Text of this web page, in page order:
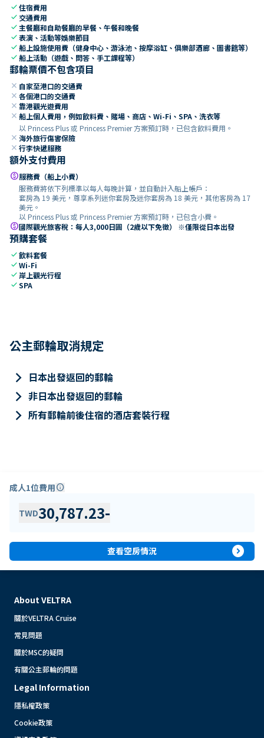
check住宿費用
check 交通費用
check 主餐廳和自助餐廳的早餐、午餐和晚餐
check表演、活動等娛樂節目
check船上設施使用費（健身中心、游泳池、按摩浴缸、俱樂部酒廊、圖書館等）
check船上活動（遊戲、問答、手工課程等）
郵輪票價不包含項目
close 自家至港口的交通費
close 各個港口的交通費
close 靠港觀光遊費用
close 船上個人費用，例如飲料費、賭場、商店、Wi-Fi、SPA、洗衣等
以 Princess Plus 或 Princess Premier 方案預訂時，已包含飲料費用。
close 海外旅行傷害保險
close 行李快遞服務
額外支付費用
paid服務費（船上小費）
服務費將依下列標準以每人每晚計算，並自動計入船上帳戶：
套房為 19 美元，尊享系列迷你套房及迷你套房為 18 美元，其他客房為 17
美元。
以 Princess Plus 或 Princess Premier 方案預訂時，已包含小費。
paid國際觀光旅客稅：每人3,000日圓（2歲以下免徵） ※僅限從日本出發
預購套餐
check飲料套餐
checkWi-Fi
check 岸上觀光行程
checkSPA
公主郵輪取消規定
keyboard_arrow_right 日本出發返回的郵輪
keyboard_arrow_right 非日本出發返回的郵輪
keyboard_arrow_right 所有郵輪前後住宿的酒店套裝行程
成人1位費用info
TWD30,787.23-
查看空房情況 expand_circle_right
About VELTRA
關於VELTRA Cruise
常見問題
關於MSC的疑問
有關公主郵輪的問題
Legal Information
隱私權政策
Cookie政策